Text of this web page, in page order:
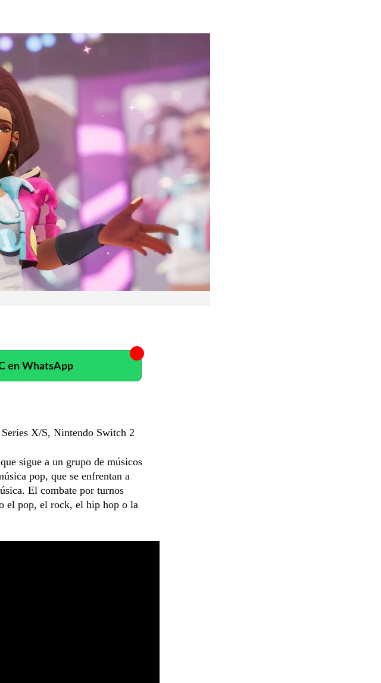
en WhatsApp
X/S, Nintendo Switch 2
sigue a un grupo de músicos
pop, que se enfrentan a
El combate por turnos
el pop, el rock, el hip hop o la